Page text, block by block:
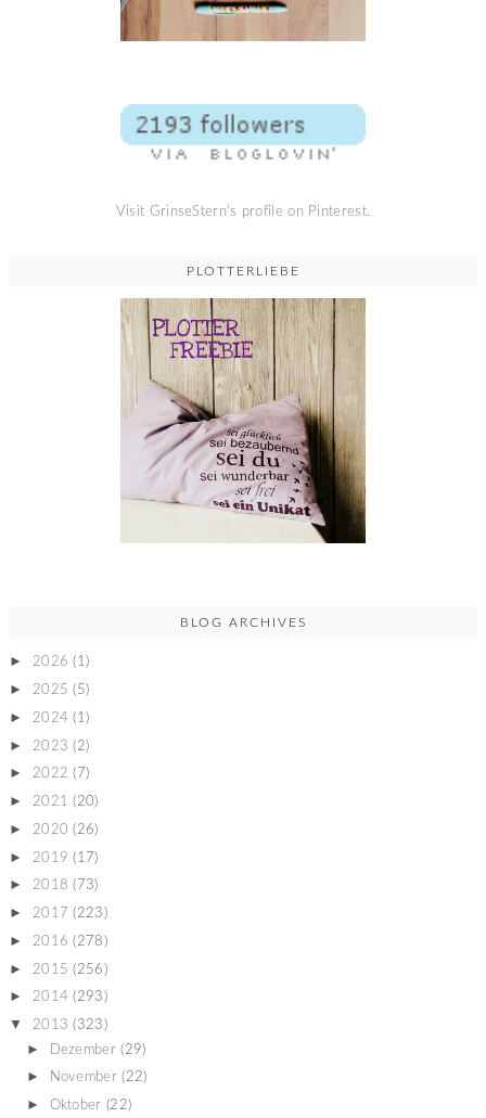
Visit GrinseStern's profile on Pinterest.
PLOTTERLIEBE
BLOG ARCHIVES
► 2026 (1)
► 2025 (5)
► 2024 (1)
► 2023 (2)
► 2022 (7)
► 2021 (20)
► 2020 (26)
► 2019 (17)
► 2018 (73)
► 2017 (223)
► 2016 (278)
► 2015 (256)
► 2014 (293)
▼ 2013 (323)
► Dezember (29)
► November (22)
► Oktober (22)